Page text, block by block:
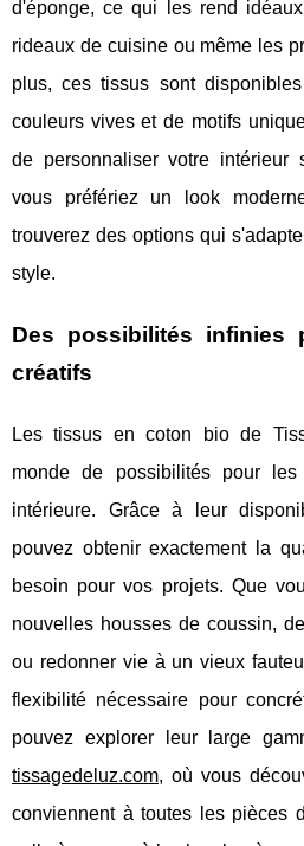
d'éponge, ce qui les rend
rideaux de cuisine ou même les
plus, ces tissus sont
couleurs vives et de motifs
de personnaliser votre intérieur
vous préfériez un look
trouverez des options qui
style.
Des possibilités infinies
créatifs
Les tissus en coton bio de
monde de possibilités pour
intérieure. Grâce à leur
pouvez obtenir exactement la
besoin pour vos projets. Que
nouvelles housses de coussin,
ou redonner vie à un vieux
flexibilité nécessaire pour
pouvez explorer leur large
tissagedeluz.com, où vous
conviennent à toutes les pièces